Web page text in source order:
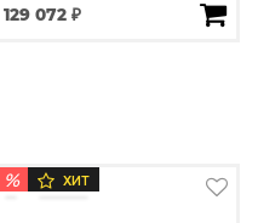
129 072 ₽
% ХИТ